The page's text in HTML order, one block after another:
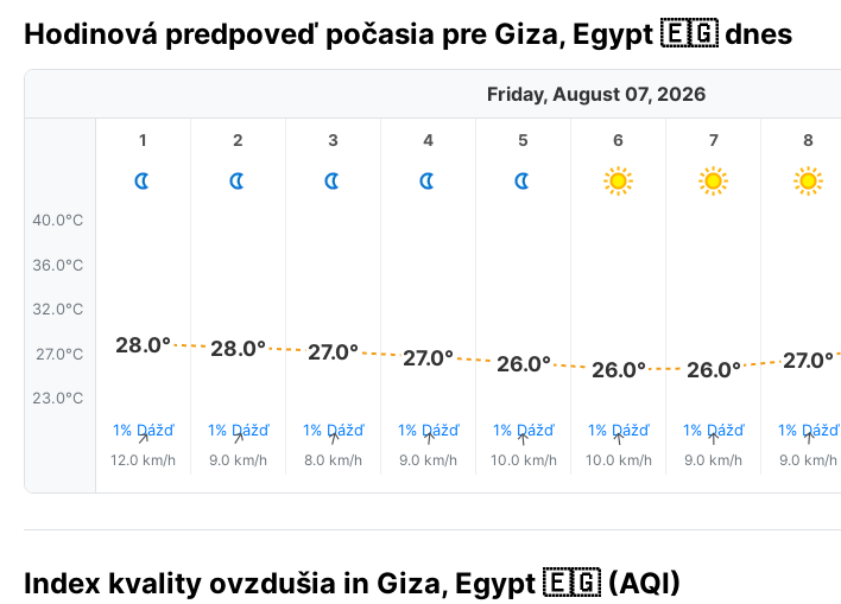
Hodinová predpoveď počasia pre Giza, Egypt 🇪🇬 dnes
Friday, August 07, 2026
40.0°C
36.0°C
32.0°C
27.0°C
23.0°C
1
28.0°
1% Dážď
↑
12.0 km/h
2
28.0°
1% Dážď
↑
9.0 km/h
3
27.0°
1% Dážď
↑
8.0 km/h
4
27.0°
1% Dážď
↑
9.0 km/h
5
26.0°
1% Dážď
↑
10.0 km/h
6
26.0°
1% Dážď
↑
10.0 km/h
7
26.0°
1% Dážď
↑
9.0 km/h
8
27.0°
1% Dážď
↑
9.0 km/h
Index kvality ovzdušia in Giza, Egypt 🇪🇬 (AQI)